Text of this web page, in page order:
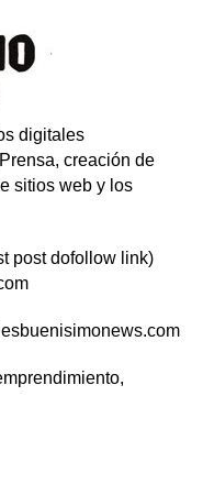
digitales
creación de
sitios web y los
post dofollow link)